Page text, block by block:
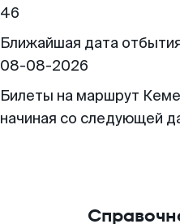
46
Ближайшая дата
08-08-2026
Билеты на маршрут
начиная со следующей